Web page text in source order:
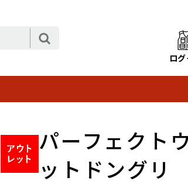
ロ
パーフェクト
ットドングリ